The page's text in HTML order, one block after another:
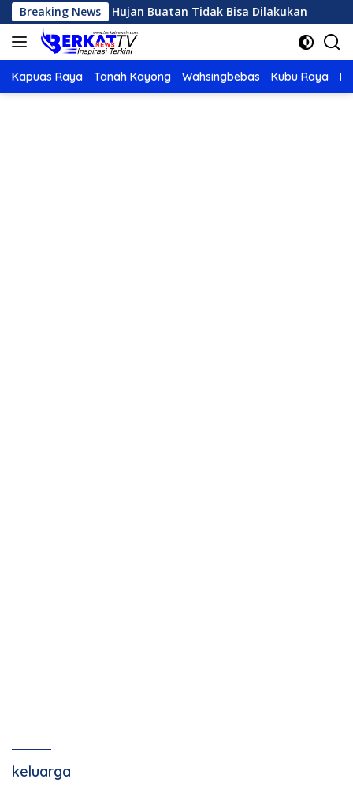
Langsung
ke
konten
Breaking News
OMC Hujan Buatan Tidak Bisa Dilakukan
Kapuas Raya Tanah Kayong Wahsingbebas Kubu Raya
keluarga